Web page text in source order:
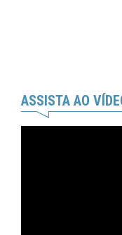
ASSISTA AO